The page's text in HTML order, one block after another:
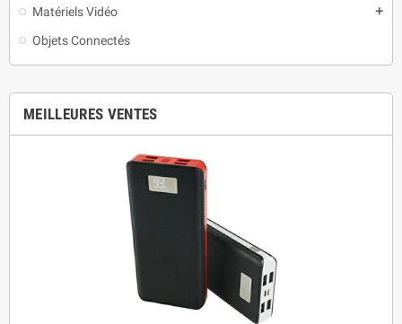
Matériels Vidéo add
Objets Connectés
MEILLEURES VENTES